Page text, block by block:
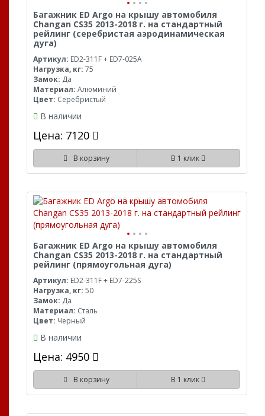
Багажник ED Argo на крышу автомобиля
Changan CS35 2013-2018 г. на стандартный
рейлинг (серебристая аэродинамическая
дуга)
Артикул: ED2-311F + ED7-025A
Нагрузка, кг: 75
Замок: Да
Материал: Алюминий
Цвет: Серебристый
В наличии
Цена: 7120
В корзину В 1 клик
Багажник ED Argo на крышу автомобиля
Changan CS35 2013-2018 г. на стандартный
рейлинг (прямоугольная дуга)
Артикул: ED2-311F + ED7-225S
Нагрузка, кг: 50
Замок: Да
Материал: Сталь
Цвет: Черный
В наличии
Цена: 4950
В корзину В 1 клик